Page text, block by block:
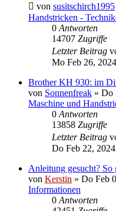
von susitschirch1995
Handstricken -
0 Antworten
14707 Zugriffe
Letzter Beitrag
Mo Feb 26,
Brother KH 930: im
von Sonnenfreak » Do
Maschine und
0 Antworten
13858 Zugriffe
Letzter Beitrag
Do Feb 22,
Anleitung gesucht? So
von Kerstin » Do Feb
Informationen
0 Antworten